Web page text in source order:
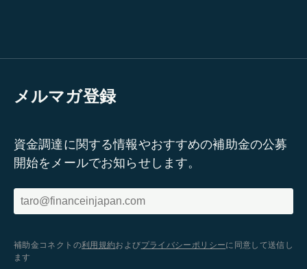
メルマガ登録
資金調達に関する情報やおすすめの補助金の公募
開始をメールでお知らせします。
補助金コネクトの利用規約およびプライバシーポリシーに同意して送信し
ます